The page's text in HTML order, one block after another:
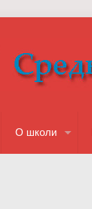
О школи